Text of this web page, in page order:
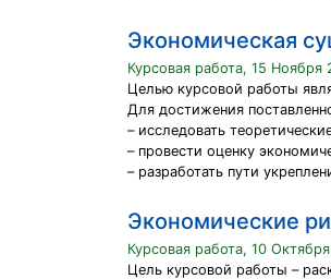
Экономическая
Курсовая работа, 15 Ноября
Целью курсовой работы
Для достижения
– исследовать
– провести оценку
– разработать пути
Экономические
Курсовая работа, 10
Цель курсовой работы –